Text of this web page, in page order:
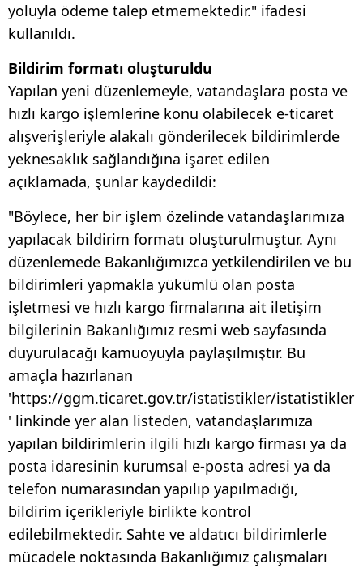
yoluyla ödeme talep etmemektedir." ifadesi
kullanıldı.
Bildirim formatı oluşturuldu
Yapılan yeni düzenlemeyle, vatandaşlara posta ve
hızlı kargo işlemlerine konu olabilecek e-ticaret
alışverişleriyle alakalı gönderilecek bildirimlerde
yeknesaklık sağlandığına işaret edilen
açıklamada, şunlar kaydedildi:
"Böylece, her bir işlem özelinde vatandaşlarımıza
yapılacak bildirim formatı oluşturulmuştur. Aynı
düzenlemede Bakanlığımızca yetkilendirilen ve bu
bildirimleri yapmakla yükümlü olan posta
işletmesi ve hızlı kargo firmalarına ait iletişim
bilgilerinin Bakanlığımız resmi web sayfasında
duyurulacağı kamuoyuyla paylaşılmıştır. Bu
amaçla hazırlanan
'https://ggm.ticaret.gov.tr/istatistikler/istatistikler
' linkinde yer alan listeden, vatandaşlarımıza
yapılan bildirimlerin ilgili hızlı kargo firması ya da
posta idaresinin kurumsal e-posta adresi ya da
telefon numarasından yapılıp yapılmadığı,
bildirim içerikleriyle birlikte kontrol
edilebilmektedir. Sahte ve aldatıcı bildirimlerle
mücadele noktasında Bakanlığımız çalışmaları